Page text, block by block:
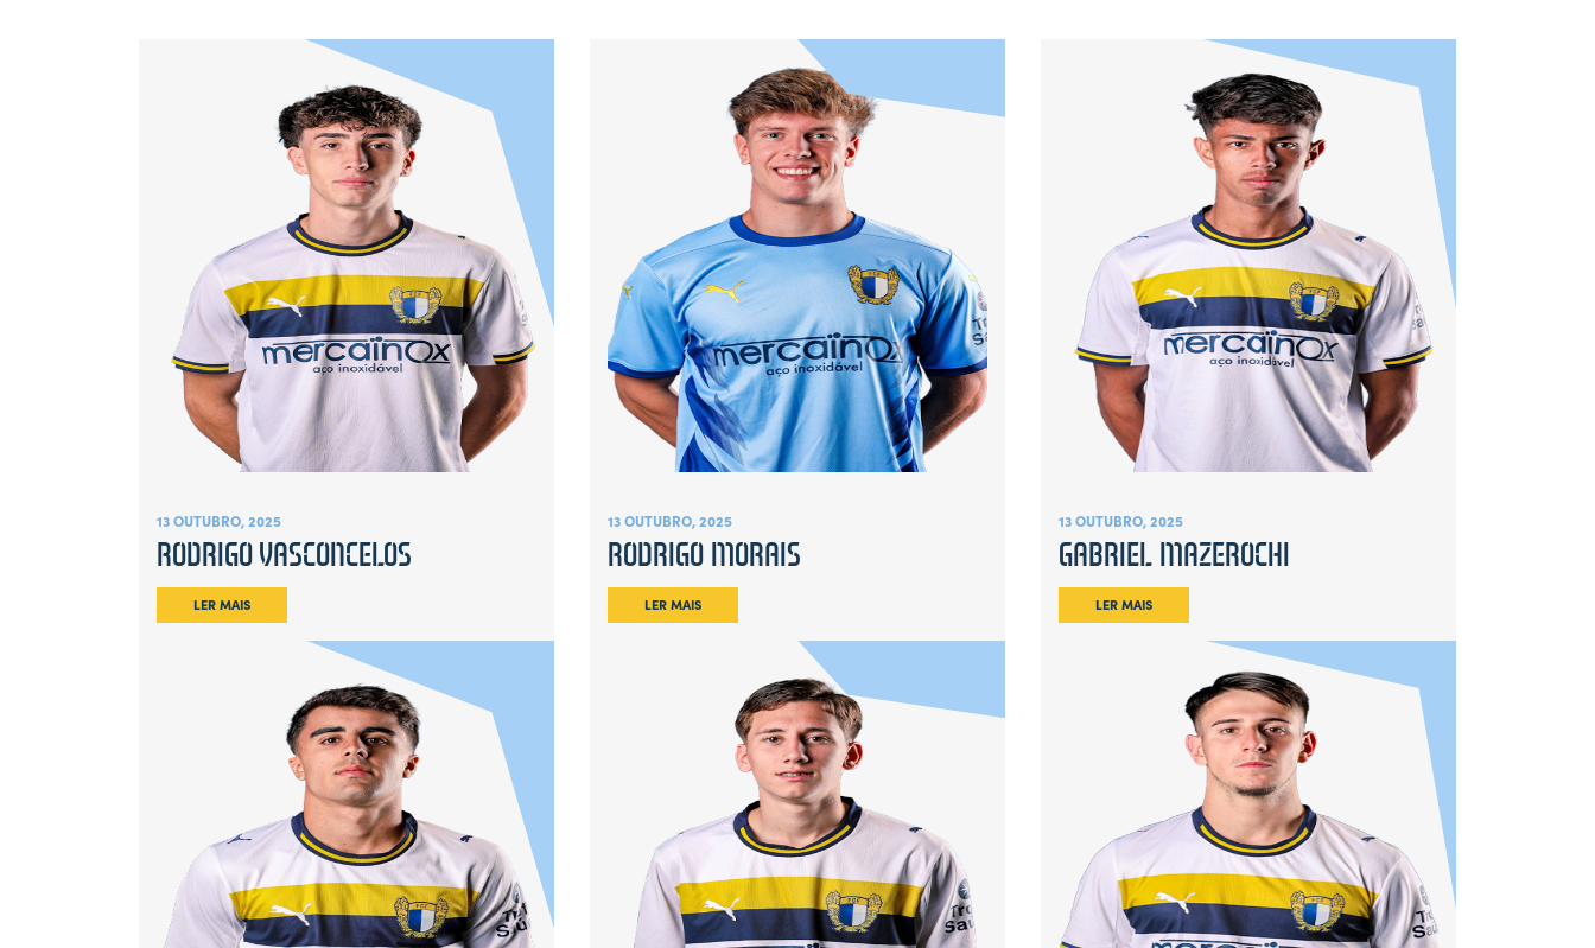
13 OUTUBRO, 2025
RODRIGO VASCONCELOS
LER MAIS
13 OUTUBRO, 2025
RODRIGO MORAIS
LER MAIS
13 OUTUBRO, 2025
GABRIEL MAZEROCHI
LER MAIS